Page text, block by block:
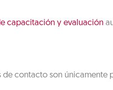
capacitación y evaluación
de contacto son únicamente